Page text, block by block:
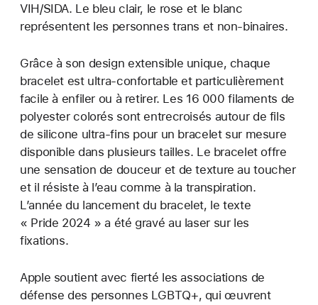
VIH/SIDA. Le bleu clair, le rose et le blanc
représentent les personnes trans et non-binaires.
Grâce à son design extensible unique, chaque
bracelet est ultra-confortable et particulièrement
facile à enfiler ou à retirer. Les 16 000 filaments de
polyester colorés sont entrecroisés autour de fils
de silicone ultra-fins pour un bracelet sur mesure
disponible dans plusieurs tailles. Le bracelet offre
une sensation de douceur et de texture au toucher
et il résiste à l’eau comme à la transpiration.
L’année du lancement du bracelet, le texte
« Pride 2024 » a été gravé au laser sur les
fixations.
Apple soutient avec fierté les associations de
défense des personnes LGBTQ+, qui œuvrent